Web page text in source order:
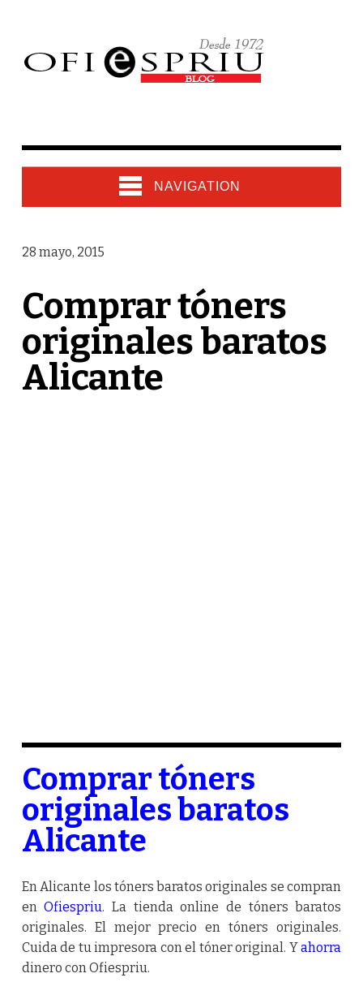
NAVIGATION
28 mayo, 2015
Comprar tóners
originales baratos
Alicante
Comprar tóners
originales baratos
Alicante
En Alicante los tóners baratos originales se compran
enOfiespriu. La tienda online de tóners baratos
originales. El mejor precio en tóners originales.
Cuida de tu impresora con el tóner original. Yahorra
dinero con Ofiespriu.